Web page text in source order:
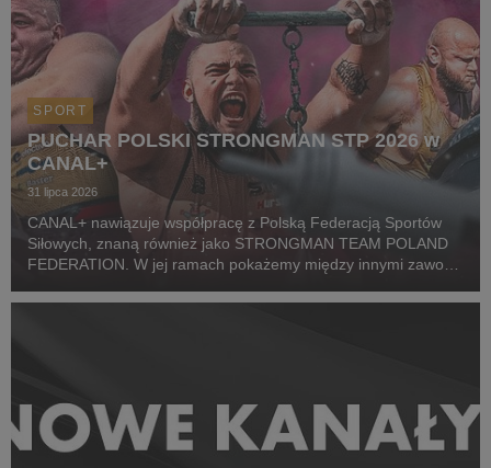
SPORT
PUCHAR POLSKI STRONGMAN STP 2026 w
CANAL+
31 lipca 2026
CANAL+ nawiązuje współpracę z Polską Federacją Sportów
Siłowych, znaną również jako STRONGMAN TEAM POLAND
FEDERATION. W jej ramach pokażemy między innymi zawody
Pierwszym wydarzeniem prezentowanym w CANAL+ SPORT 5